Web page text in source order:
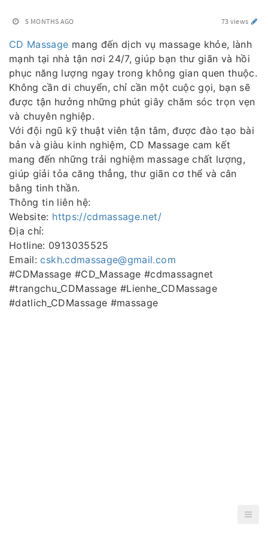
5 MONTHS AGO 73 views
CD Massage mang đến dịch vụ massage khỏe, lành
mạnh tại nhà tận nơi 24/7, giúp bạn thư giãn và hồi
phục năng lượng ngay trong không gian quen thuộc.
Không cần di chuyển, chỉ cần một cuộc gọi, bạn sẽ
được tận hưởng những phút giây chăm sóc trọn vẹn
và chuyên nghiệp.
Với đội ngũ kỹ thuật viên tận tâm, được đào tạo bài
bản và giàu kinh nghiệm, CD Massage cam kết
mang đến những trải nghiệm massage chất lượng,
giúp giải tỏa căng thẳng, thư giãn cơ thể và cân
bằng tinh thần.
Thông tin liên hệ:
Website: https://cdmassage.net/
Địa chỉ:
Hotline: 0913035525
Email:cskh.cdmassage@gmail.com
#CDMassage #CD_Massage #cdmassagnet
#trangchu_CDMassage #Lienhe_CDMassage
#datlich_CDMassage #massage